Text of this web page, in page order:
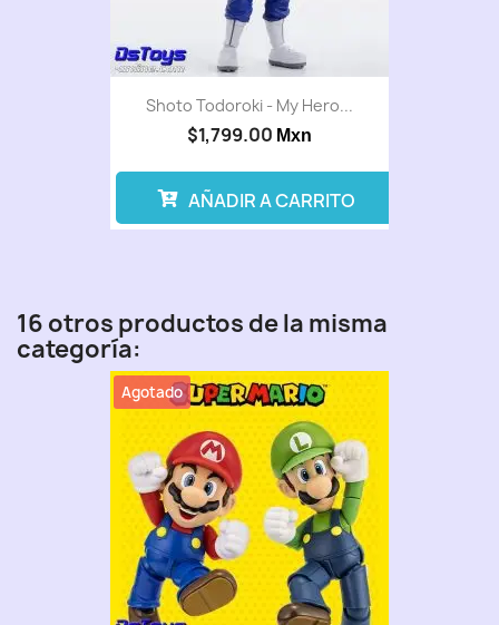
Shoto Todoroki - My Hero...
$1,799.00 Mxn
AÑADIR A CARRITO
16 otros productos de la misma
categoría:
Agotado